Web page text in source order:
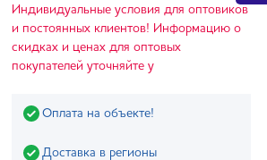
Индивидуальные условия для оптовиков
и постоянных клиентов! Информацию о
скидках и ценах для оптовых
покупателей уточняйте у
Оплата на объекте!
Доставка в регионы